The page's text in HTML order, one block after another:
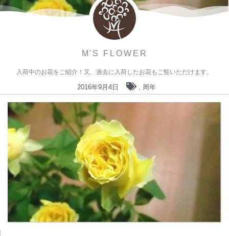
M'S FLOWER
入荷中のお花をご紹介！又、過去に入荷したお花もご覧いただけます。
2016年9月4日 , 周年